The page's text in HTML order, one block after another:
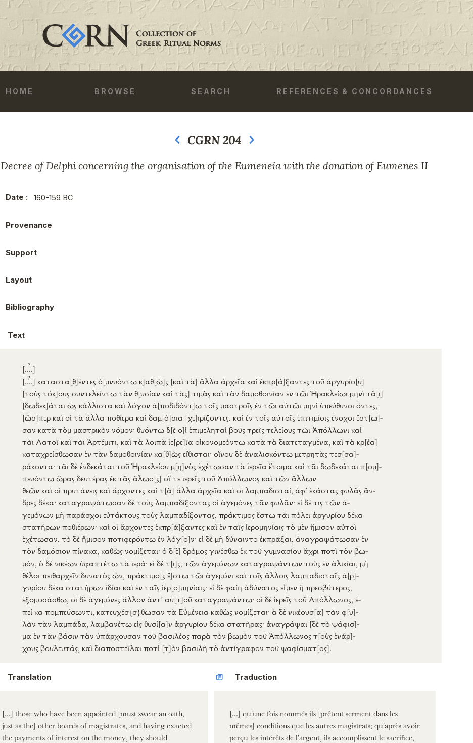
HOME BROWSE SEARCH REFERENCES & CONCORDANCES
CGRN 204
Decree of Delphi concerning the organisation of the Eumeneia with the donation of Eumenes II
Date : 160-159 BC
Provenance
Support
Layout
Bibliography
Text
[..
?
..]
[..
?
..] καταστα [θ] έντες ὀ [μνυόντω κ] αθ [ὼ] ς [καὶ τὰ] ἄλλα ἀρχεῖα καὶ ἐκπρ [ά] ξαντες τοῦ ἀργυρίο [υ]
[τοὺς τόκ] ους συντελείντω τὰν θ [υσίαν καὶ τὰς] τιμὰς καὶ τὰν δαμοθοινίαν ἐν τῶι Ἡρακλείωι μηνὶ τᾶ [ι]
[δωδεκ] άται ὡς κάλλιστα καὶ λόγον ἀ [ποδιδόντ] ω τοῖς μαστροῖς ἐν τῶι αὐτῶι μηνὶ ὑπεύθυνοι ὄντες
[ὥσ]περ καὶ οἱ τὰ ἄλλα ποθίερα καὶ δαμ [ό] σια [χε] ιρίζοντες , καὶ ἐν τοῖς αὐτοῖς ἐπιτιμίοις ἔνοχοι ἔστ [ω]
σαν κατὰ τὸμ μαστρικὸν νόμον · θυόντω δ [ὲ ο] ἱ ἐπιμεληταὶ βοῦς τρεῖς τελείους τῶι Ἀπόλλωνι καὶ
τᾶι Λατοῖ καὶ τᾶι Ἀρτέμιτι , καὶ τὰ λοιπὰ ἱε [ρε]ῖα οἰκονομεόντω κατὰ τὰ διατεταγμένα , καὶ τὰ κρ [έα]
καταχρείσθωσαν ἐν τὰν δαμοθοινίαν κα [θ] ὼς εἴθισται · οἴνου δὲ ἀναλισκόντω μετρητὰς τεσ [σα]
ράκοντα · τᾶι δὲ ἑνδεκάται τοῦ Ἡρακλείου μ [η]νὸς ἐχέτωσαν τὰ ἱερεῖα ἕτοιμα καὶ τᾶι δωδεκάται π [ομ]
πευόντω ὥρας δευτέρας ἐκ τᾶς ἅλωο [ς] οἵ τε ἱερεῖς τοῦ Ἀπόλλωνος καὶ τῶν ἄλλων
θεῶν καὶ οἱ πρυτάνεις καὶ ἄρχοντες καὶ τ [ὰ] ἄλλα ἀρχεῖα καὶ οἱ λαμπαδισταί ἀφ’ ἑκάστας φυλᾶς ἄν-
δρες δέκα · καταγραψάτωσαν δὲ τοὺς λαμπαδίξοντας οἱ ἁγεμόνες τᾶν φυλᾶν · εἰ δέ τις τῶν ἁ-
γεμόνων μὴ παράσχοι εὐτάκτους τοὺς λαμπαδίξοντας πράκτιμος ἔστω τᾶι πόλει ἀργυρίου δέκα
στατήρων ποθιέρων · καὶ οἱ ἄρχοντες ἐκπρ [ά] ξαντες καὶ ἐν ταῖς ἱερομηνίαις τὸ μὲν ἥμισον αὐτοὶ
ἐχέτωσαν , τὸ δὲ ἥμισον ποτιφερόντω ἐν λόγ [ο]ν · εἰ δὲ μὴ δύναιντο ἐκπρᾶξαι ἀναγραψάτωσαν ἐν
τὸν δαμόσιον πίνακα καθὼς νομίζεται · ὁ δ [ὲ] δρόμος γινέσθω ἐκ τοῦ γυμνασίου ἄχρι ποτὶ τὸν βω-
μόν , ὁ δὲ νικέων ὑφαπτέτω τὰ ἱερά · εἰ δέ τ [ι] ς , τῶν ἁγεμόνων καταγραψάντων τοὺς ἐν ἁλικίαι μὴ
θέλοι πειθαρχεῖν δυνατὸς ὤν πράκτιμο [ς ἔ] στω τῶι ἁγεμόνι καὶ τοῖς ἄλλοις λαμπαδισταῖς ἀ [ρ]
γυρίου δέκα στατήρων ἰδίαι καὶ ἐν ταῖς ἱερ [ο] μηνίαις· εἰ δὲ φαίη ἀδύνατος εἶμεν ἢ πρεσβύτερος
ἐξομοσάσθω , οἱ δὲ ἁγεμόνες ἄλλον ἀντ’ αὐ [τ] οῦ καταγραψάντω · οἱ δὲ ἱερεῖς τοῦ Ἀπόλλωνος ἐ-
πεί κα πομπεύσωντι κατευχέσ{σ}θωσαν τὰ Εὐμένεια καθὼς νομίζεται · ἁ δὲ νικέουσ [α] τᾶν φ [υ]
λᾶν τὰν λαμπάδα λαμβανέτω εἰς θυσί [α]ν ἀργυρίου δέκα στατῆρας· ἀναγράψαι [δὲ τὸ ψάφισ]
μα ἐν τὰν βάσιν τὰν ὑπάρχουσαν τοῦ βασιλέος παρὰ τὸν βωμὸν τοῦ Ἀπόλλωνος τ [οὺς ἐνάρ]
χους βουλευτάς , καὶ διαποστεῖλαι ποτὶ [τ] ὸν βασιλῆ τὸ ἀντίγραφον τοῦ ψαφίσματ [ος]
Translation
[...] those who have been appointed [must swear an oath,
just as the] other boards of magistrates, and having exacted
the payments of interest on the money, they should
Traduction
[...] qu'une fois nommés ils [prêtent serment dans les
mêmes] conditions que les autres magistrats; qu'après avoir
perçu les intérêts de l'argent, ils accomplissent le sacrifice,